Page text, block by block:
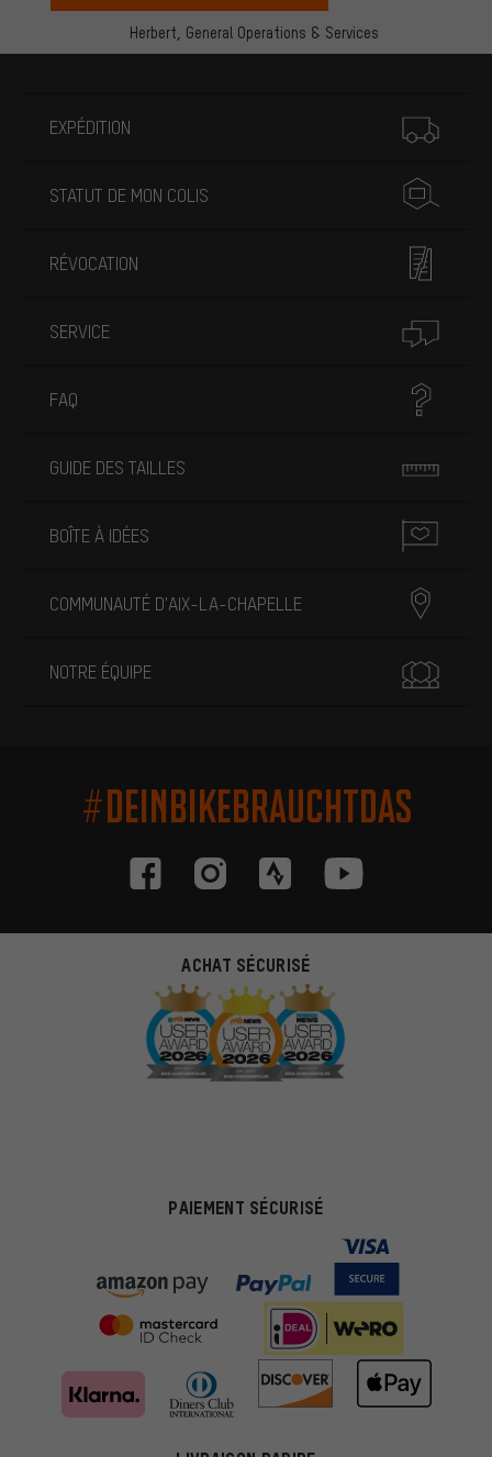
Herbert, General Operations & Services
EXPÉDITION
STATUT DE MON COLIS
RÉVOCATION
SERVICE
FAQ
GUIDE DES TAILLES
BOÎTE À IDÉES
COMMUNAUTÉ D'AIX-LA-CHAPELLE
NOTRE ÉQUIPE
#DEINBIKEBRAUCHTDAS
ACHAT SÉCURISÉ
PAIEMENT SÉCURISÉ